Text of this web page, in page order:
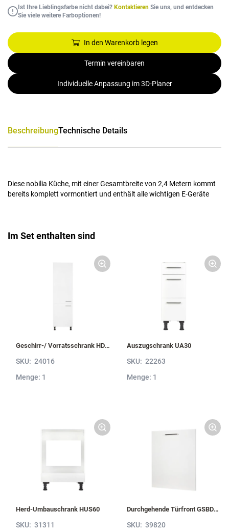
Ist Ihre Lieblingsfarbe nicht dabei? Kontaktieren Sie uns, und entdecken
Sie viele weitere Farboptionen!
In den Warenkorb legen
Termin vereinbaren
Individuelle Anpassung im 3D-Planer
BeschreibungTechnische Details
Diese nobilia Küche, mit einer Gesamtbreite von 2,4 Metern kommt
bereits komplett vormontiert und enthält alle wichtigen E-Geräte
Im Set enthalten sind
Geschirr-/ Vorratsschrank HDV60-1
SKU: 24016
Menge: 1
Auszugschrank UA30
SKU: 22263
Menge: 1
Herd-Umbauschrank HUS60
SKU: 31311
Durchgehende Türfront GSBD45-I
SKU: 39820